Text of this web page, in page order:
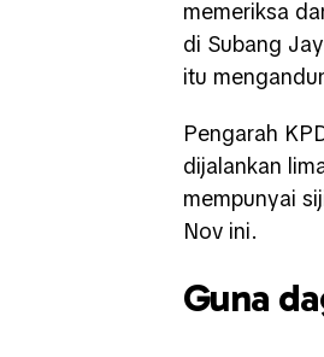
memeriksa
di Subang
itu
Pengarah
dijalankan
mempunyai
Nov ini.
Guna